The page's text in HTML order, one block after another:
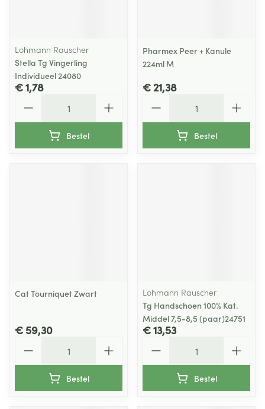
Lohmann Rauscher
Stella Tg Vingerling
Individueel 24080
€ 1,78
Bestel
Pharmex Peer + Kanule
224ml M
€ 21,38
Bestel
Cat Tourniquet Zwart
€ 59,30
Bestel
Lohmann Rauscher
Tg Handschoen 100% Kat.
Middel 7,5-8,5 (paar)24751
€ 13,53
Bestel